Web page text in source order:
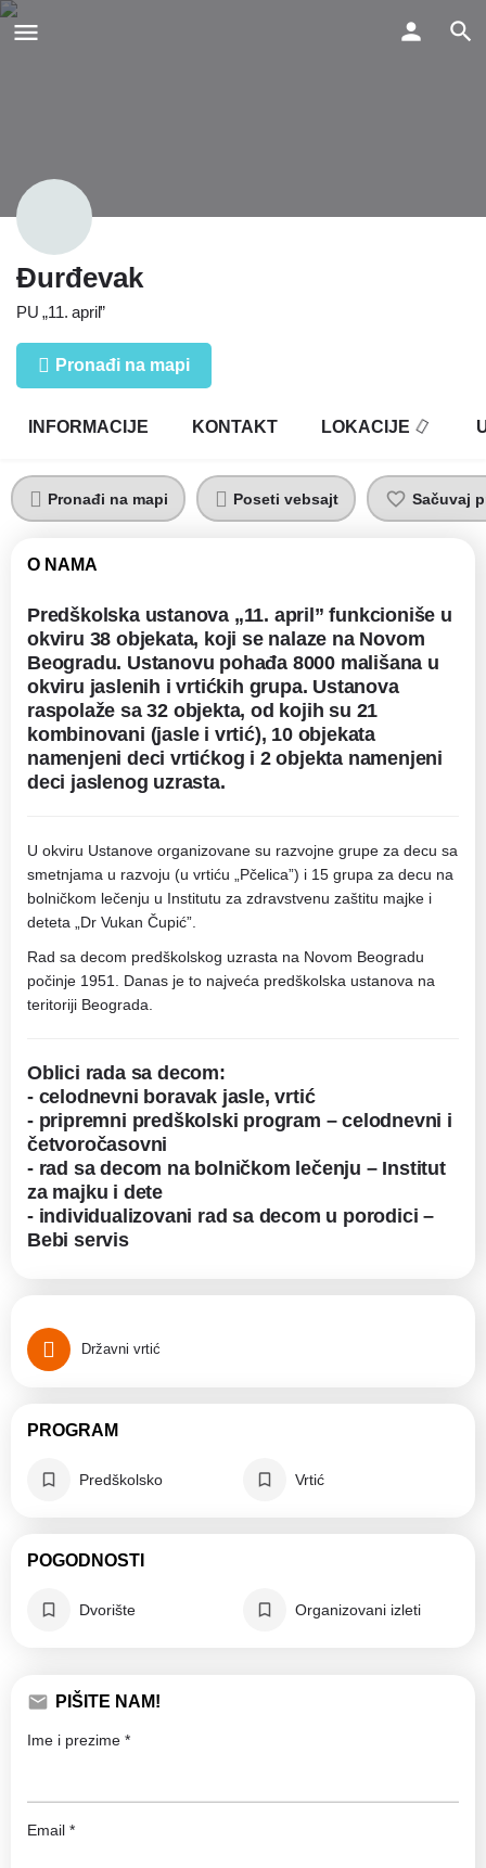
Đurđevak
PU „11. april”
Pronađi na mapi
INFORMACIJE KONTAKT LOKACIJE
Pronađi na mapi Poseti vebsajt Sačuvaj
O NAMA
Predškolska ustanova „11. april” funkcioniše u
okviru 38 objekata, koji se nalaze na Novom
Beogradu. Ustanovu pohađa 8000 mališana u
okviru jaslenih i vrtićkih grupa. Ustanova
raspolaže sa 32 objekta, od kojih su 21
kombinovani (jasle i vrtić), 10 objekata
namenjeni deci vrtićkog i 2 objekta namenjeni
deci jaslenog uzrasta.
U okviru Ustanove organizovane su razvojne grupe za decu sa
smetnjama u razvoju (u vrtiću „Pčelica”) i 15 grupa za decu na
bolničkom lečenju u Institutu za zdravstvenu zaštitu majke i
deteta „Dr Vukan Čupić”.
Rad sa decom predškolskog uzrasta na Novom Beogradu
počinje 1951. Danas je to najveća predškolska ustanova na
teritoriji Beograda.
Oblici rada sa decom:
- celodnevni boravak jasle, vrtić
- pripremni predškolski program – celodnevni i
četvoročasovni
- rad sa decom na bolničkom lečenju – Institut
za majku i dete
- individualizovani rad sa decom u porodici –
Bebi servis
Državni vrtić
PROGRAM
Predškolsko Vrtić
POGODNOSTI
Dvorište Organizovani izleti
PIŠITE NAM!
Ime i prezime *
Email *